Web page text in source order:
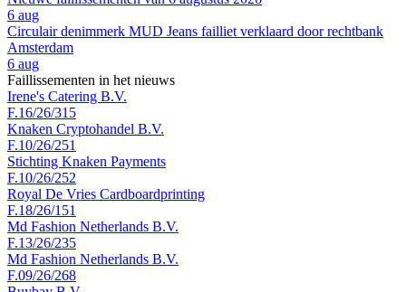
6 aug
Circulair denimmerk MUD Jeans failliet verklaard door rechtbank
Amsterdam
6 aug
Faillissementen in het nieuws
Irene's Catering B.V.
F.16/26/315
Knaken Cryptohandel B.V.
F.10/26/251
Stichting Knaken Payments
F.10/26/252
Royal De Vries Cardboardprinting
F.18/26/151
Md Fashion Netherlands B.V.
F.13/26/235
Md Fashion Netherlands B.V.
F.09/26/268